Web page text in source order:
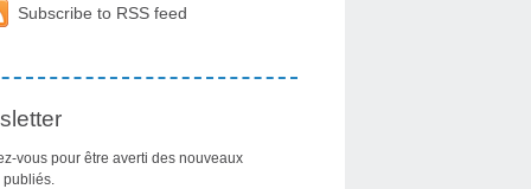
Subscribe to RSS feed
vous pour être averti des nouveaux
publiés.